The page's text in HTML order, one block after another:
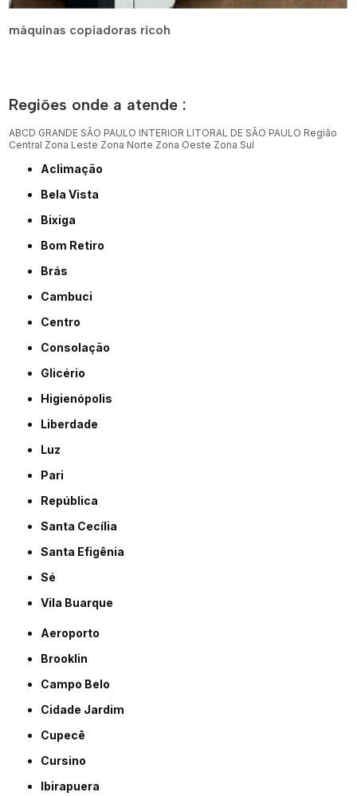
máquinas copiadoras ricoh
Regiões onde a atende :
ABCD GRANDE SÃO PAULO INTERIOR LITORAL DE SÃO PAULO Região
Central Zona Leste Zona Norte Zona Oeste Zona Sul
Aclimação
Bela Vista
Bixiga
Bom Retiro
Brás
Cambuci
Centro
Consolação
Glicério
Higienópolis
Liberdade
Luz
Pari
República
Santa Cecília
Santa Efigênia
Sé
Vila Buarque
Aeroporto
Brooklin
Campo Belo
Cidade Jardim
Cupecê
Cursino
Ibirapuera